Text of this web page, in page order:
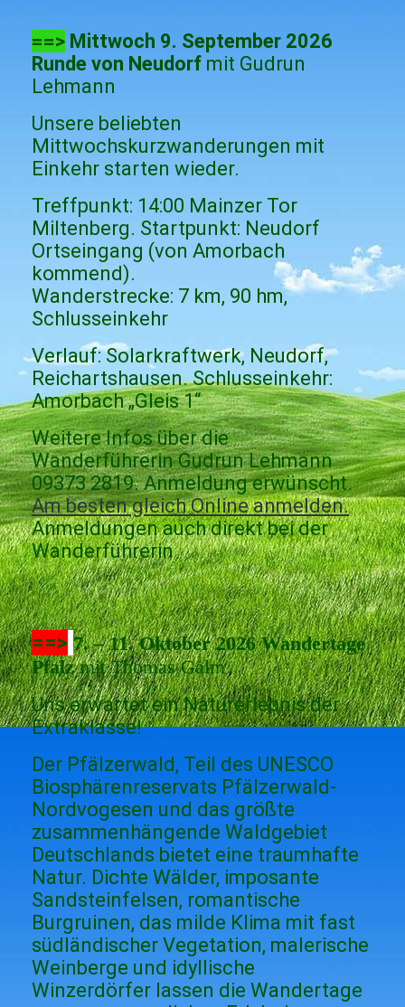
==> Mittwoch 9. September 2026
Runde von Neudorf mit Gudrun
Lehmann
Unsere beliebten
Mittwochskurzwanderungen mit
Einkehr starten wieder.
Treffpunkt: 14:00 Mainzer Tor
Miltenberg. Startpunkt: Neudorf
Ortseingang (von Amorbach
kommend).
Wanderstrecke: 7 km, 90 hm,
Schlusseinkehr
Verlauf: Solarkraftwerk, Neudorf,
Reichartshausen. Schlusseinkehr:
Amorbach „Gleis 1“
Weitere Infos über die
Wanderführerin Gudrun Lehmann
09373 2819. Anmeldung erwünscht.
Am besten gleich Online anmelden.
Anmeldungen auch direkt bei der
Wanderführerin
==> 7. – 11. Oktober 2026 Wandertage
Pfalzmit Thomas Galm
Uns erwartet ein Naturerlebnis der
Extraklasse!
Der Pfälzerwald, Teil des UNESCO
Biosphärenreservats Pfälzerwald-
Nordvogesen und das größte
zusammenhängende Waldgebiet
Deutschlands bietet eine traumhafte
Natur. Dichte Wälder, imposante
Sandsteinfelsen, romantische
Burgruinen, das milde Klima mit fast
südländischer Vegetation, malerische
Weinberge und idyllische
Winzerdörfer lassen die Wandertage